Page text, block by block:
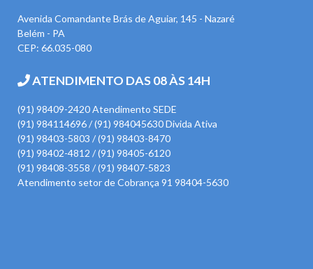
Avenida Comandante Brás de Aguiar, 145 - Nazaré
Belém - PA
CEP: 66.035-080
ATENDIMENTO DAS 08 ÀS 14H
(91) 98409-2420 Atendimento SEDE
(91) 984114696 / (91) 984045630 Divida Ativa
(91) 98403-5803 / (91) 98403-8470
(91) 98402-4812 / (91) 98405-6120
(91) 98408-3558 / (91) 98407-5823
Atendimento setor de Cobrança 91 98404-5630